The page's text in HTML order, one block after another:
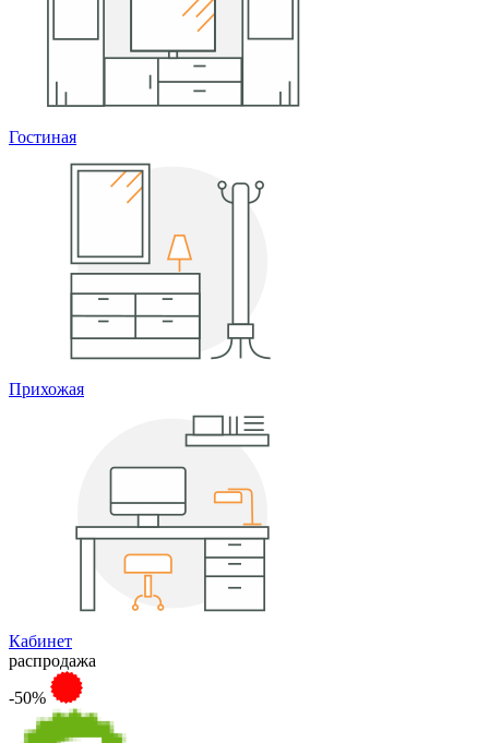
Гостиная
Прихожая
Кабинет
распродажа
-50%